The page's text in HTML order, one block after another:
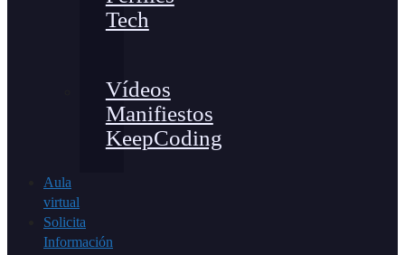
Tech
Vídeos
Manifiestos
KeepCoding
Aula
virtual
Solicita
Información